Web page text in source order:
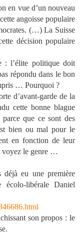
en vue d’un nouveau
angoisse populaire
(…) La Suisse
décision populaire
: l’élite politique doit
répondu dans le bon
… Pourquoi ?
d’avant-garde de la
cette bonne blague
que ce sont des
bien ou mal pour le
en fonction de leur
voyez le genre …
eu une première
écolo-libérale Daniel
son propos : le